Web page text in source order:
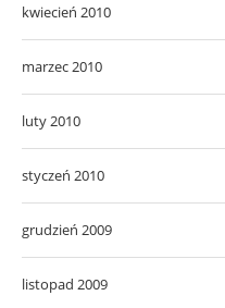
kwiecień 2010
marzec 2010
luty 2010
styczeń 2010
grudzień 2009
listopad 2009